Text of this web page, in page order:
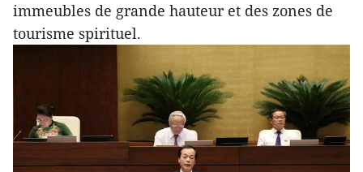
immeubles de grande hauteur et des zones de
tourisme spirituel.